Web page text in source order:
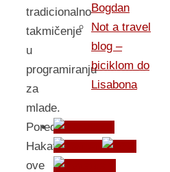
tradicionalno
takmičenje
u
programiranju
za
mlade.
Pored
Hakatona
ove
Bogdan
Not a travel
blog –
biciklom do
Lisabona